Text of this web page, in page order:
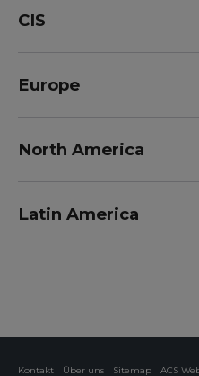
CIS
Europe
North America
Latin America
Kontakt Über uns Sitemap ACS